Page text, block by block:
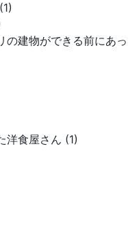
の建物ができる前にあっ
洋食屋さん (1)